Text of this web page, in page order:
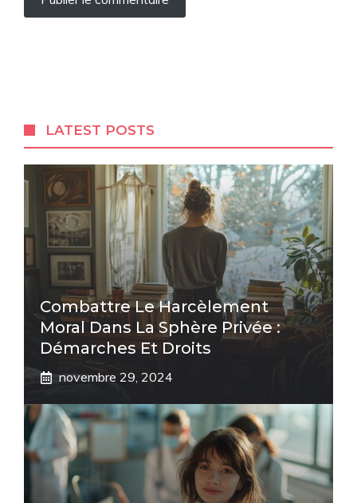
LATEST POSTS
Combattre Le Harcèlement
Moral Dans La Sphère Privée :
Démarches Et Droits
novembre 29, 2024